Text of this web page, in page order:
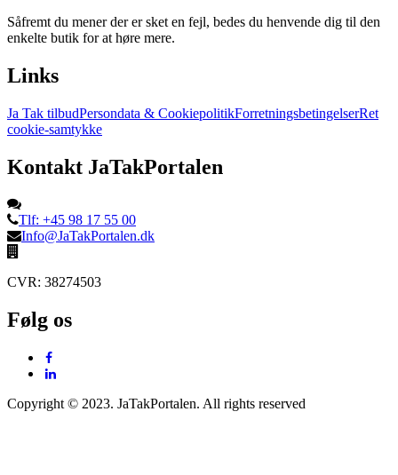
Såfremt du mener der er sket en fejl, bedes du henvende dig til den
enkelte butik for at høre mere.
Links
Ja Tak tilbudPersondata & CookiepolitikForretningsbetingelserRet
cookie-samtykke
Kontakt JaTakPortalen
Tlf: +45 98 17 55 00
Info@JaTakPortalen.dk
CVR: 38274503
Følg os
Copyright © 2023. JaTakPortalen. All rights reserved